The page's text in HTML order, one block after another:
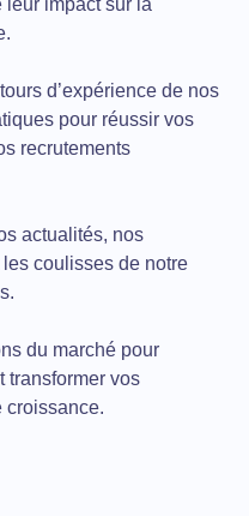
leur impact sur la
d’expérience de nos
pour réussir vos
recrutements
actualités, nos
coulisses de notre
du marché pour
transformer vos
croissance.